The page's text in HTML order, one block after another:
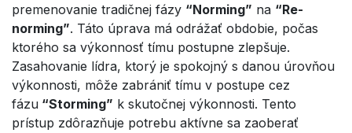
premenovanie tradičnej fázy “Norming” na “Re-
norming”. Táto úprava má odrážať obdobie, počas
ktorého sa výkonnosť tímu postupne zlepšuje.
Zasahovanie lídra, ktorý je spokojný s danou úrovňou
výkonnosti, môže zabrániť tímu v postupe cez
fázu “Storming” k skutočnej výkonnosti. Tento
prístup zdôrazňuje potrebu aktívne sa zaoberať